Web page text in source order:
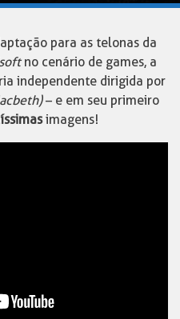
para as telonas da
no cenário de games, a
independente dirigida por
– e em seu primeiro
imagens!